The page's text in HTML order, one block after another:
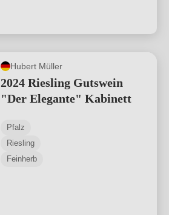
Hubert Müller
2024 Riesling Gutswein
"Der Elegante" Kabinett
Pfalz
Riesling
Feinherb